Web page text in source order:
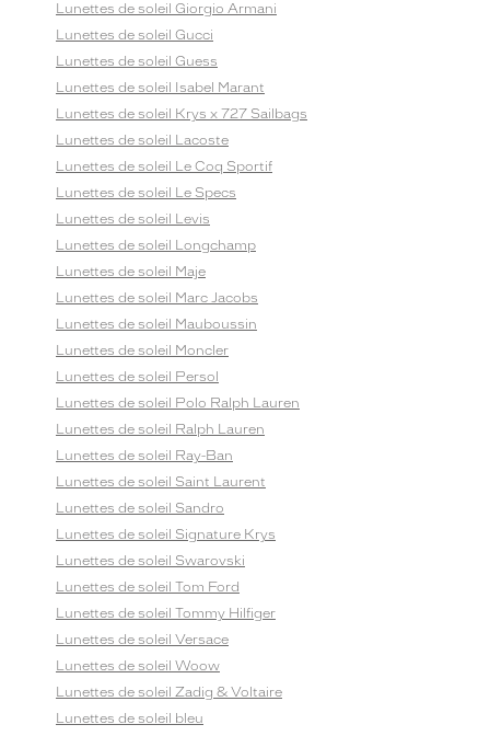
Lunettes de soleil Giorgio Armani
Lunettes de soleil Gucci
Lunettes de soleil Guess
Lunettes de soleil Isabel Marant
Lunettes de soleil Krys x 727 Sailbags
Lunettes de soleil Lacoste
Lunettes de soleil Le Coq Sportif
Lunettes de soleil Le Specs
Lunettes de soleil Levis
Lunettes de soleil Longchamp
Lunettes de soleil Maje
Lunettes de soleil Marc Jacobs
Lunettes de soleil Mauboussin
Lunettes de soleil Moncler
Lunettes de soleil Persol
Lunettes de soleil Polo Ralph Lauren
Lunettes de soleil Ralph Lauren
Lunettes de soleil Ray-Ban
Lunettes de soleil Saint Laurent
Lunettes de soleil Sandro
Lunettes de soleil Signature Krys
Lunettes de soleil Swarovski
Lunettes de soleil Tom Ford
Lunettes de soleil Tommy Hilfiger
Lunettes de soleil Versace
Lunettes de soleil Woow
Lunettes de soleil Zadig & Voltaire
Lunettes de soleil bleu